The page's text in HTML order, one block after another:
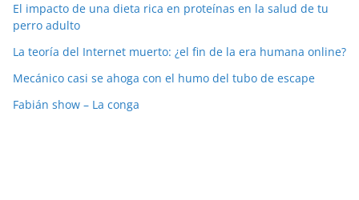
El impacto de una dieta rica en proteínas en la salud de tu
perro adulto
La teoría del Internet muerto: ¿el fin de la era humana online?
Mecánico casi se ahoga con el humo del tubo de escape
Fabián show – La conga